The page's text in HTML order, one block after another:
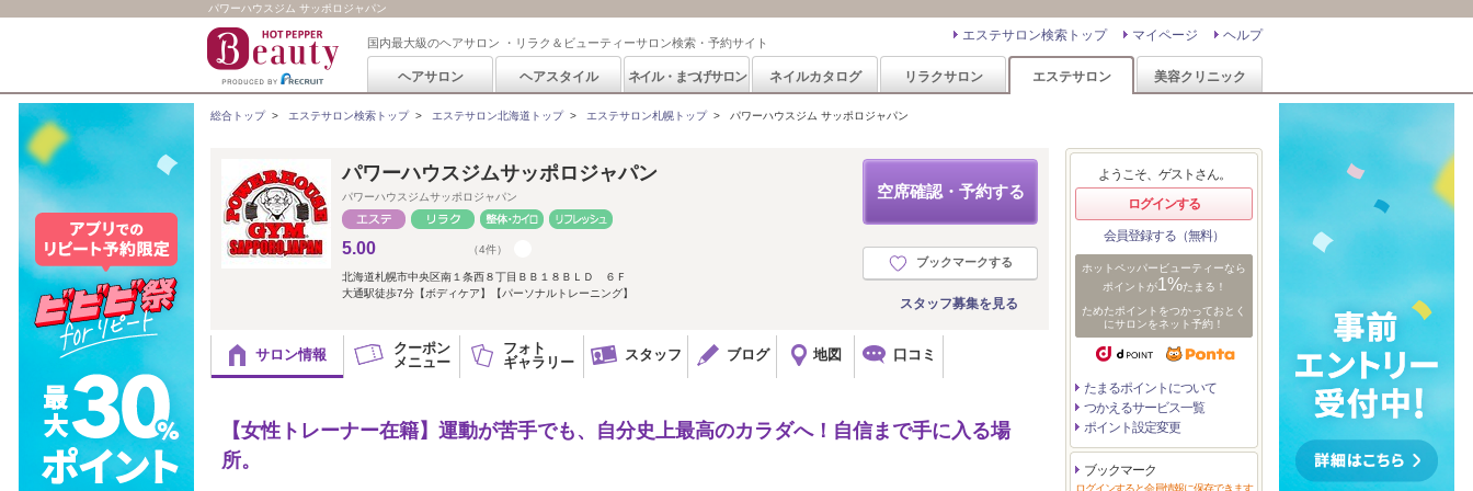
パワーハウスジム サッポロジャパン
国内最大級のヘアサロン ・リラク＆ビューティーサロン検索・予約サイト ヘルプ
マイページ
エステサロン検索トップ
ヘアサロン ヘアスタイル ネイル・まつげサロン ネイルカタログ リラクサロン エステサロン 美容クリニック
総合トップ> エステサロン検索トップ> エステサロン北海道トップ> エステサロン札幌トップ> パワーハウスジム サッポロジャパン
空席確認・予約する
ブックマークする
スタッフ募集を見る
パワーハウスジムサッポロジャパン
パワーハウスジムサッポロジャパン
5.00 （4件）
北海道札幌市中央区南１条西８丁目ＢＢ１８ＢＬＤ ６Ｆ
大通駅徒歩7分【ボディケア】【パーソナルトレーニング】
サロン情報
クーポン
メニュー
フォト
ギャラリー
スタッフ ブログ 地図 口コミ
【女性トレーナー在籍】運動が苦手でも、自分史上最高のカラダへ！自信まで手に入る場
所。
ようこそ、ゲストさん。
ログインする
会員登録する（無料）
ホットペッパービューティーなら
ポイントが1%たまる！
ためたポイントをつかっておとく
にサロンをネット予約！
たまるポイントについて
つかえるサービス一覧
ポイント設定変更
ブックマーク
ログインすると会員情報に保存できます